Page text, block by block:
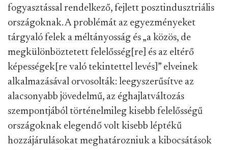
fogyasztással rendelkező, fejlett posztindusztriális
országoknak. A problémát az egyezményeket
tárgyaló felek a méltányosság és „a közös, de
megkülönböztetett felelősség[re] és az eltérő
képességek[re való tekintettel levés]” elveinek
alkalmazásával orvosolták: leegyszerűsítve az
alacsonyabb jövedelmű, az éghajlatváltozás
szempontjából történelmileg kisebb felelősségű
országoknak elegendő volt kisebb léptékű
hozzájárulásokat meghatározniuk a kibocsátások